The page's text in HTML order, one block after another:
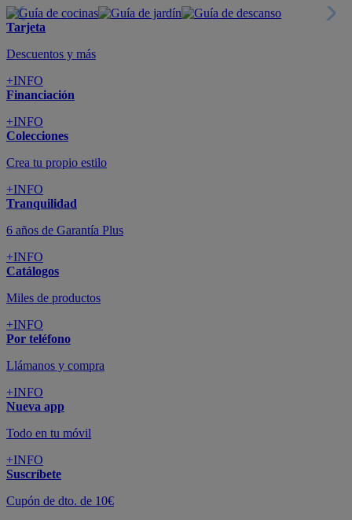
Tarjeta
Descuentos y más
+INFO
Financiación
+INFO
Colecciones
Crea tu propio estilo
+INFO
Tranquilidad
6 años de Garantía Plus
+INFO
Catálogos
Miles de productos
+INFO
Por teléfono
Llámanos y compra
+INFO
Nueva app
Todo en tu móvil
+INFO
Suscríbete
Cupón de dto. de 10€